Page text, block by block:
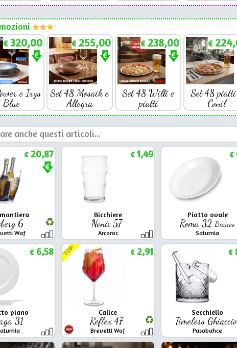
€320,00
e Irys
Blue
€255,00
Set 48 Mosaik e
Allegra
€238,00
Set 48 Willi e
piatti
€
Set 48
Conil
anche questi articoli...
6
Waf
€20,87
Bicchiere
Nonic 57
Arcoroc
€1,49
Piatto ovale
Roma 32 Bianco
Saturnia
€
piano
31
€6,58
Calice
Reflex 47
Brevetti Waf
TOP €2,91
Secchiello
Timeless Ghiaccio
Pasabahce
€